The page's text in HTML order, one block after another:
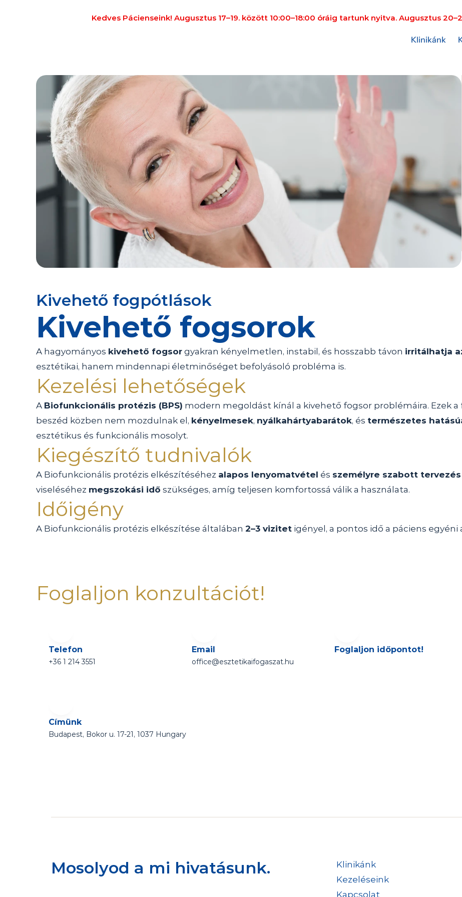
Kedves Pácienseink! Augusztus 17–19. között 10:00–18:00 óráig tartunk nyitva. Augusztus
Klinikánk
Kivehető fogpótlások
Kivehető fogsorok
A hagyományos kivehető fogsor gyakran kényelmetlen, instabil, és hosszabb távon irritálhatja
esztétikai, hanem mindennapi életminőséget befolyásoló probléma is.
Kezelési lehetőségek
A Biofunkcionális protézis (BPS) modern megoldást kínál a kivehető fogsor problémáira. Ezek a
beszéd közben nem mozdulnak el, kényelmesek, nyálkahártyabarátok, és természetes
esztétikus és funkcionális mosolyt.
Kiegészítő tudnivalók
A Biofunkcionális protézis elkészítéséhez alapos lenyomatvétel és személyre szabott tervezés
viseléséhez megszokási idő szükséges, amíg teljesen komfortossá válik a használata.
Időigény
A Biofunkcionális protézis elkészítése általában 2–3 vizitet igényel, a pontos idő a páciens
Foglaljon konzultációt!
Telefon
+36 1 214 3551
Email
office@esztetikaifogaszat.hu
Foglaljon időpontot!
Címünk
Budapest, Bokor u. 17-21, 1037 Hungary
Mosolyod a mi hivatásunk.
Klinikánk
Kezeléseink
Kapcsolat